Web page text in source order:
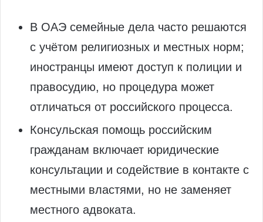
В ОАЭ семейные дела часто решаются
с учётом религиозных и местных норм;
иностранцы имеют доступ к полиции и
правосудию, но процедура может
отличаться от российского процесса.
Консульская помощь российским
гражданам включает юридические
консультации и содействие в контакте с
местными властями, но не заменяет
местного адвоката.